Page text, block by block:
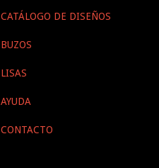
CATÁLOGO DE DISEÑOS
BUZOS
LISAS
AYUDA
CONTACTO